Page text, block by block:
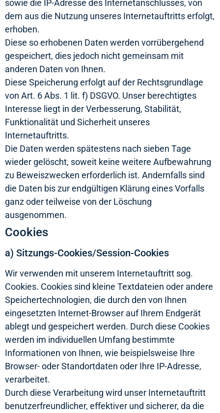
sowie die IP-Adresse des Internetanschlusses, von
dem aus die Nutzung unseres Internetauftritts erfolgt,
erhoben.
Diese so erhobenen Daten werden vorrübergehend
gespeichert, dies jedoch nicht gemeinsam mit
anderen Daten von Ihnen.
Diese Speicherung erfolgt auf der Rechtsgrundlage
von Art. 6 Abs. 1 lit. f) DSGVO. Unser berechtigtes
Interesse liegt in der Verbesserung, Stabilität,
Funktionalität und Sicherheit unseres
Internetauftritts.
Die Daten werden spätestens nach sieben Tage
wieder gelöscht, soweit keine weitere Aufbewahrung
zu Beweiszwecken erforderlich ist. Andernfalls sind
die Daten bis zur endgültigen Klärung eines Vorfalls
ganz oder teilweise von der Löschung
ausgenommen.
Cookies
a) Sitzungs-Cookies/Session-Cookies
Wir verwenden mit unserem Internetauftritt sog.
Cookies. Cookies sind kleine Textdateien oder andere
Speichertechnologien, die durch den von Ihnen
eingesetzten Internet-Browser auf Ihrem Endgerät
ablegt und gespeichert werden. Durch diese Cookies
werden im individuellen Umfang bestimmte
Informationen von Ihnen, wie beispielsweise Ihre
Browser- oder Standortdaten oder Ihre IP-Adresse,
verarbeitet.
Durch diese Verarbeitung wird unser Internetauftritt
benutzerfreundlicher, effektiver und sicherer, da die